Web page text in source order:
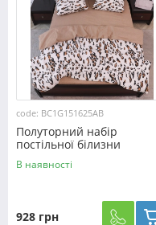
code: BC1G151625АВ
Полуторний набір
постільної білизни
150*220 із Бязі "Gold"
№151625АВ Черешенька™
В наявності
928 грн